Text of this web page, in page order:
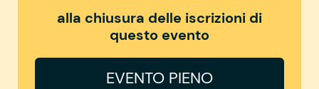
alla chiusura delle iscrizioni di
questo evento
EVENTO PIENO